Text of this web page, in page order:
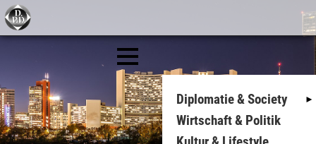
Diplomatie & Society
Wirtschaft & Politik